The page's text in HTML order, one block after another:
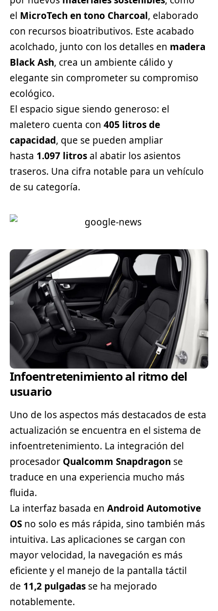
el MicroTech en tono Charcoal, elaborado
con recursos bioatributivos. Este acabado
acolchado, junto con los detalles en madera
Black Ash, crea un ambiente cálido y
elegante sin comprometer su compromiso
ecológico.
El espacio sigue siendo generoso: el
maletero cuenta con 405 litros de
capacidad, que se pueden ampliar
hasta 1.097 litros al abatir los asientos
traseros. Una cifra notable para un vehículo
de su categoría.
Infoentretenimiento al ritmo del
usuario
Uno de los aspectos más destacados de esta
actualización se encuentra en el sistema de
infoentretenimiento. La integración del
procesador Qualcomm Snapdragon se
traduce en una experiencia mucho más
fluida.
La interfaz basada en Android Automotive
OS no solo es más rápida, sino también más
intuitiva. Las aplicaciones se cargan con
mayor velocidad, la navegación es más
eficiente y el manejo de la pantalla táctil
de 11,2 pulgadas se ha mejorado
notablemente.